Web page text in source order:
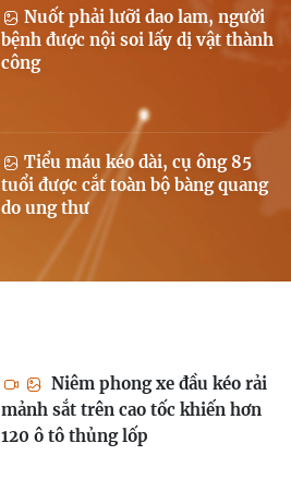
Nuốt phải lưỡi dao lam, người
bệnh được nội soi lấy dị vật thành
công
Tiểu máu kéo dài, cụ ông 85
tuổi được cắt toàn bộ bàng quang
do ung thư
Niêm phong xe đầu kéo rải
mảnh sắt trên cao tốc khiến hơn
120 ô tô thủng lốp